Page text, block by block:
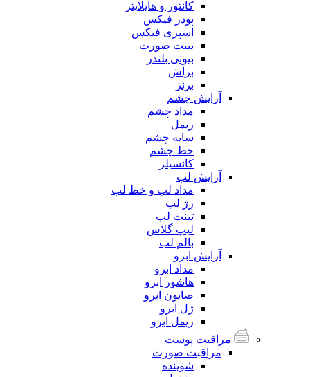
کانتور و هایلایتر
پودر فیکس
اسپری فیکس
تینت صورت
بیوتی بلندر
براش
برنز
آرایش چشم
مداد چشم
ریمل
سایه چشم
خط چشم
کانسیلر
آرایش لب
مداد لب و خط لب
رژ لب
تینت لب
لیپ گلاس
بالم لب
آرایش ابرو
مداد ابرو
هاشور ابرو
صابون ابرو
ژل ابرو
ریمل ابرو
مراقبت پوست
مراقبت صورت
شوینده